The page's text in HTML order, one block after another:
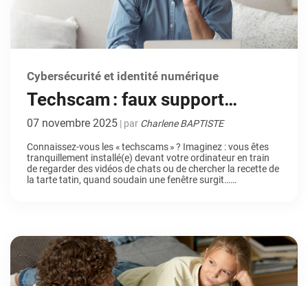
Cybersécurité et identité numérique
Techscam : faux support
technique, vraie arnaque
07 novembre 2025 | par Charlene BAPTISTE
Connaissez-vous les « techscams » ? Imaginez : vous êtes
tranquillement installé(e) devant votre ordinateur en train
de regarder des vidéos de chats ou de chercher la recette de
la tarte tatin, quand soudain une fenêtre surgit…